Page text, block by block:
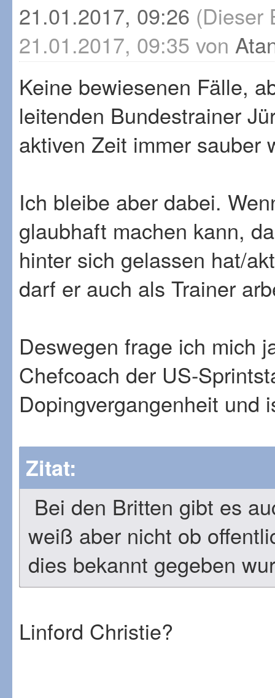
21.01.2017, 09:26 (Dieser
21.01.2017, 09:35 von
Keine bewiesenen Fälle,
leitenden Bundestrainer
aktiven Zeit immer sauber
Ich bleibe aber dabei.
glaubhaft machen kann,
hinter sich gelassen hat/
darf er auch als Trainer
Deswegen frage ich mich
Chefcoach der US-
Dopingvergangenheit und
Zitat:
Bei den Britten gibt es
weiß aber nicht ob
dies bekannt gegeben
Linford Christie?